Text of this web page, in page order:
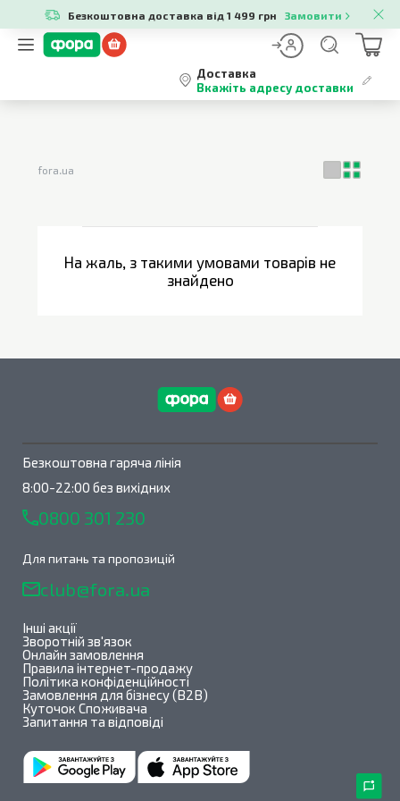
Безкоштовна доставка від 1 499 грн Замовити
Доставка
Вкажіть адресу доставки
fora.ua
На жаль, з такими умовами товарів не
знайдено
Безкоштовна гаряча лінія
8:00-22:00 без вихідних
0800 301 230
Для питань та пропозицій
club@fora.ua
Інші акції
Зворотній зв'язок
Онлайн замовлення
Правила інтернет-продажу
Політика конфіденційності
Замовлення для бізнесу (B2B)
Куточок Споживача
Запитання та відповіді